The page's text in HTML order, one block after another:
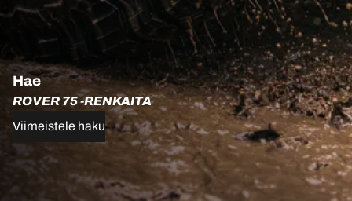
Hae
ROVER 75 -RENKAITA
Viimeistele haku